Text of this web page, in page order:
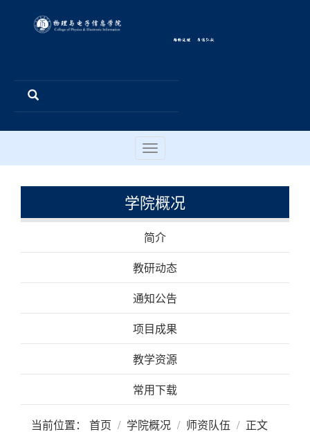
Toggle
navigation
学院概况
简介
教研动态
通知公告
项目成果
教学资源
常用下载
当前位置： 首页 学院概况 师资队伍 正文